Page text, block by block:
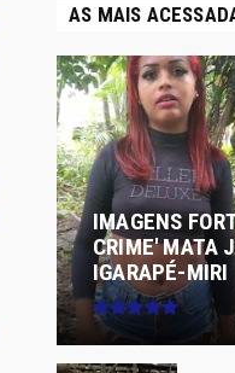
AS MAIS
IMAGENS
CRIME' MATA
IGARAPÉ-MIRI